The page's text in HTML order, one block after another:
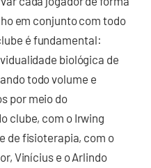
em conjunto com todo
é fundamental:
biológica de
todo volume e
por meio do
clube, com o Irwing
de fisioterapia, com o
Vinícius e o Arlindo